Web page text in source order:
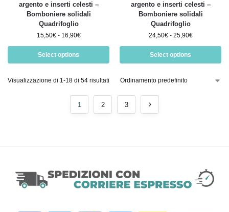
argento e inserti celesti –
Bomboniere solidali
Quadrifoglio
15,50€ - 16,90€
Select options
argento e inserti celesti –
Bomboniere solidali
Quadrifoglio
24,50€ - 25,90€
Select options
Visualizzazione di 1-18 di 54 risultati
1 2 3